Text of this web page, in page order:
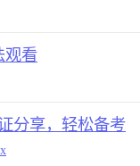
观看
分享，轻松备考